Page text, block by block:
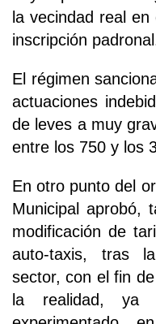
la vecindad real
inscripción
El régimen
actuaciones
de leves a muy
entre los 750 y los
En otro punto del
Municipal aprobó,
modificación de
auto-taxis, tras
sector, con el fin
la realidad, ya